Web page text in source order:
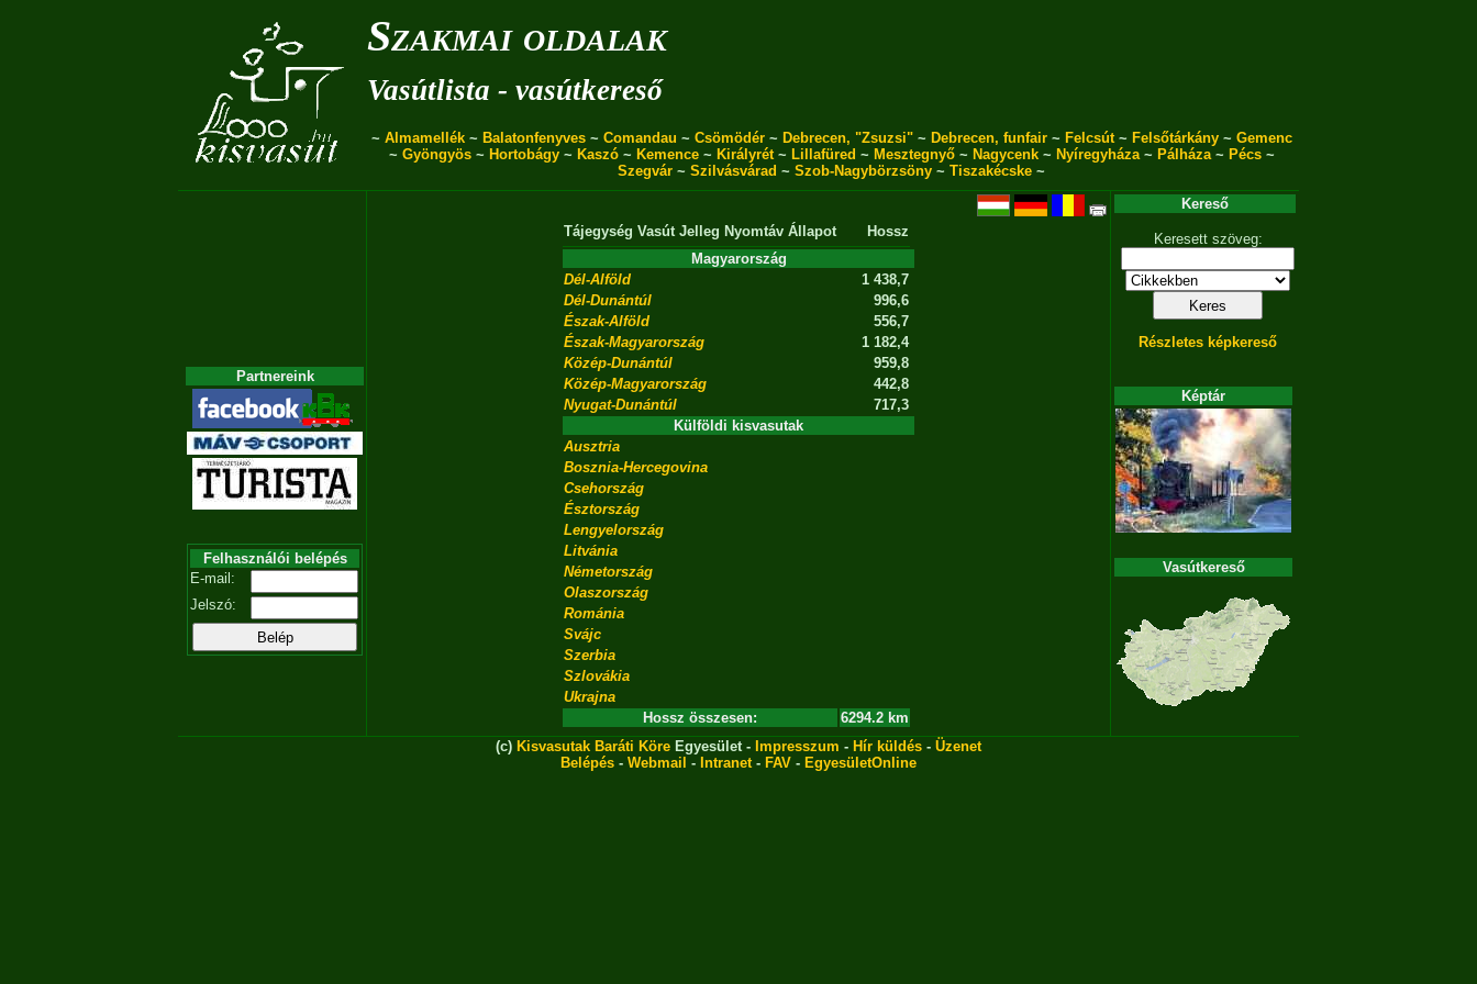
Szakmai oldalak
Vasútlista - vasútkereső
~ Almamellék~ Balatonfenyves~ Comandau ~ Csömödér~ Debrecen, "Zsuzsi"~ Debrecen, funfair~ Felcsút~ Felsőtárkány~ Gemenc
~ Gyöngyös~ Hortobágy~ Kaszó~ Kemence~ Királyrét~ Lillafüred ~ Mesztegnyő~ Nagycenk~ Nyíregyháza~ Pálháza~ Pécs~
Szegvár ~ Szilvásvárad ~ Szob-Nagybörzsöny ~ Tiszakécske ~
Partnereink
Felhasználói belépés
E-mail:
Jelszó:
Tájegység Vasút Jelleg Nyomtáv Állapot
Hossz
Magyarország
Dél-Alföld
1 438,7
Dél-Dunántúl
996,6
Észak-Alföld
556,7
Észak-Magyarország
1 182,4
Közép-Dunántúl
959,8
Közép-Magyarország
442,8
Nyugat-Dunántúl
717,3
Külföldi kisvasutak
Ausztria
Bosznia-Hercegovina
Csehország
Észtország
Lengyelország
Litvánia
Németország
Olaszország
Románia
Svájc
Szerbia
Szlovákia
Ukrajna
Hossz összesen:
6294.2 km
Kereső
Keresett szöveg:
Részletes képkereső
Képtár
Vasútkereső
(c) Kisvasutak Baráti Köre Egyesület - Impresszum - Hír küldés - Üzenet
Belépés - Webmail - Intranet- FAV - EgyesületOnline